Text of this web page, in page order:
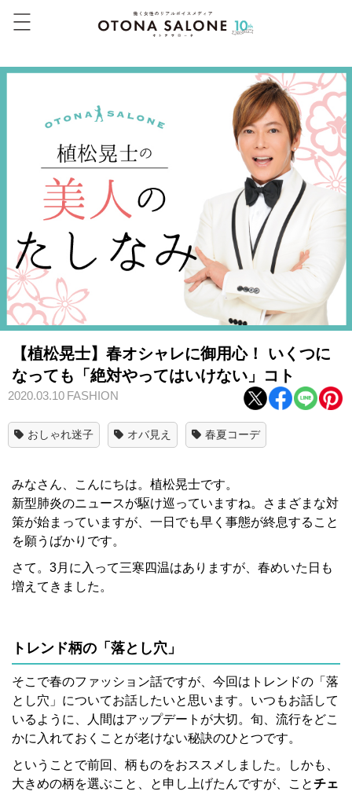
【植松晃士】春オシャレに御用心！ いくつに
なっても「絶対やってはいけない」コト
2020.03.10 FASHION
おしゃれ迷子 オバ見え 春夏コーデ
みなさん、こんにちは。植松晃士です。
新型肺炎のニュースが駆け巡っていますね。さまざまな対
策が始まっていますが、一日でも早く事態が終息すること
を願うばかりです。
さて。3月に入って三寒四温はありますが、春めいた日も
増えてきました。
トレンド柄の「落とし穴」
そこで春のファッション話ですが、今回はトレンドの「落
とし穴」についてお話したいと思います。いつもお話して
いるように、人間はアップデートが大切。旬、流行をどこ
かに入れておくことが老けない秘訣のひとつです。
ということで前回、柄ものをおススメしました。しかも、
大きめの柄を選ぶこと、と申し上げたんですが、ことチェ